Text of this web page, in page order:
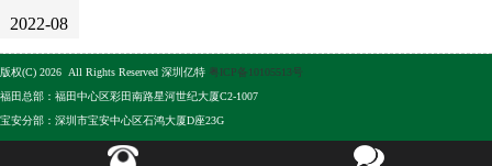
2022-08
版权(C) 2026 All Rights Reserved 深圳亿特 粤ICP备10105513号
福田总部：福田中心区彩田南路星河世纪大厦C2-1007
宝安分部：深圳市宝安中心区石鸿大厦D座23G